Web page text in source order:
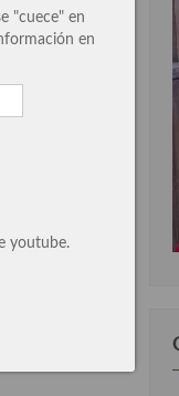
para
"cuece" en
en
youtube.